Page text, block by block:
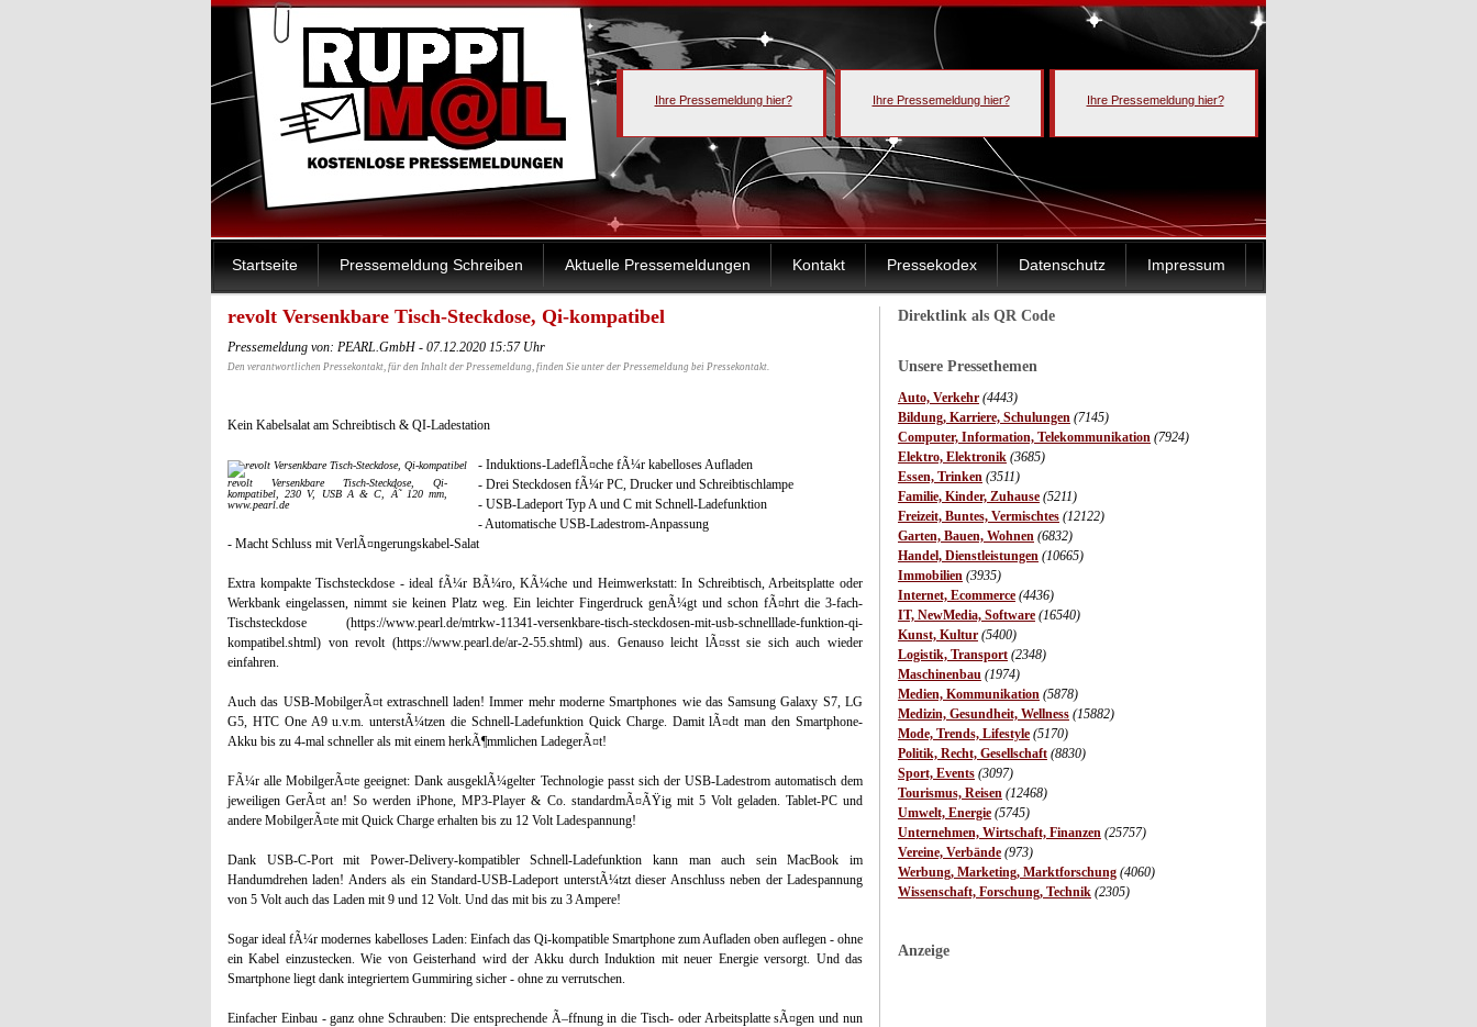
Ihre Pressemeldung hier? Ihre Pressemeldung hier? Ihre Pressemeldung hier?
Startseite Pressemeldung Schreiben Aktuelle Pressemeldungen Kontakt Pressekodex Datenschutz Impressum
Direktlink als QR Code
Unsere Pressethemen
Auto, Verkehr (4443)
Bildung, Karriere, Schulungen (7145)
Computer, Information, Telekommunikation (7924)
Elektro, Elektronik (3685)
Essen, Trinken (3511)
Familie, Kinder, Zuhause (5211)
Freizeit, Buntes, Vermischtes (12122)
Garten, Bauen, Wohnen (6832)
Handel, Dienstleistungen (10665)
Immobilien (3935)
Internet, Ecommerce (4436)
IT, NewMedia, Software (16540)
Kunst, Kultur (5400)
Logistik, Transport (2348)
Maschinenbau (1974)
Medien, Kommunikation (5878)
Medizin, Gesundheit, Wellness (15882)
Mode, Trends, Lifestyle (5170)
Politik, Recht, Gesellschaft (8830)
Sport, Events (3097)
Tourismus, Reisen (12468)
Umwelt, Energie (5745)
Unternehmen, Wirtschaft, Finanzen (25757)
Vereine, Verbände (973)
Werbung, Marketing, Marktforschung (4060)
Wissenschaft, Forschung, Technik (2305)
Anzeige
revolt Versenkbare Tisch-Steckdose, Qi-kompatibel
Pressemeldung von: PEARL.GmbH - 07.12.2020 15:57 Uhr
Den verantwortlichen Pressekontakt, für den Inhalt der Pressemeldung, finden Sie unter der Pressemeldung bei Pressekontakt.
Kein Kabelsalat am Schreibtisch & QI-Ladestation
revolt Versenkbare Tisch-Steckdose, Qi-
kompatibel, 230 V, USB A & C, Ã˜ 120 mm,
www.pearl.de
- Induktions-LadeflÃ¤che fÃ¼r kabelloses Aufladen
- Drei Steckdosen fÃ¼r PC, Drucker und Schreibtischlampe
- USB-Ladeport Typ A und C mit Schnell-Ladefunktion
- Automatische USB-Ladestrom-Anpassung
- Macht Schluss mit VerlÃ¤ngerungskabel-Salat
Extra kompakte Tischsteckdose - ideal fÃ¼r BÃ¼ro, KÃ¼che und Heimwerkstatt: In Schreibtisch, Arbeitsplatte oder
Werkbank eingelassen, nimmt sie keinen Platz weg. Ein leichter Fingerdruck genÃ¼gt und schon fÃ¤hrt die 3-fach-
Tischsteckdose (https://www.pearl.de/mtrkw-11341-versenkbare-tisch-steckdosen-mit-usb-schnelllade-funktion-qi-
kompatibel.shtml) von revolt (https://www.pearl.de/ar-2-55.shtml) aus. Genauso leicht lÃ¤sst sie sich auch wieder
einfahren.
Auch das USB-MobilgerÃ¤t extraschnell laden! Immer mehr moderne Smartphones wie das Samsung Galaxy S7, LG
G5, HTC One A9 u.v.m. unterstÃ¼tzen die Schnell-Ladefunktion Quick Charge. Damit lÃ¤dt man den Smartphone-
Akku bis zu 4-mal schneller als mit einem herkÃ¶mmlichen LadegerÃ¤t!
FÃ¼r alle MobilgerÃ¤te geeignet: Dank ausgeklÃ¼gelter Technologie passt sich der USB-Ladestrom automatisch dem
jeweiligen GerÃ¤t an! So werden iPhone, MP3-Player & Co. standardmÃ¤ÃŸig mit 5 Volt geladen. Tablet-PC und
andere MobilgerÃ¤te mit Quick Charge erhalten bis zu 12 Volt Ladespannung!
Dank USB-C-Port mit Power-Delivery-kompatibler Schnell-Ladefunktion kann man auch sein MacBook im
Handumdrehen laden! Anders als ein Standard-USB-Ladeport unterstÃ¼tzt dieser Anschluss neben der Ladespannung
von 5 Volt auch das Laden mit 9 und 12 Volt. Und das mit bis zu 3 Ampere!
Sogar ideal fÃ¼r modernes kabelloses Laden: Einfach das Qi-kompatible Smartphone zum Aufladen oben auflegen - ohne
ein Kabel einzustecken. Wie von Geisterhand wird der Akku durch Induktion mit neuer Energie versorgt. Und das
Smartphone liegt dank integriertem Gummiring sicher - ohne zu verrutschen.
Einfacher Einbau - ganz ohne Schrauben: Die entsprechende Ã–ffnung in die Tisch- oder Arbeitsplatte sÃ¤gen und nun